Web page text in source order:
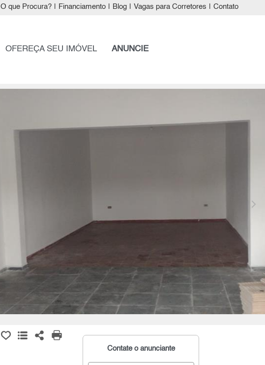
O que Procura? Financiamento Blog Vagas para Corretores Contato
OFEREÇA SEU IMÓVEL ANUNCIE
Contate o anunciante